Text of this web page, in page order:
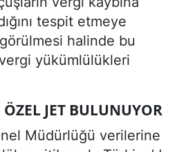
tespit etmeye
halinde bu
yükümlülükleri
ÖZEL JET BULUNUYOR
Müdürlüğü verilerine